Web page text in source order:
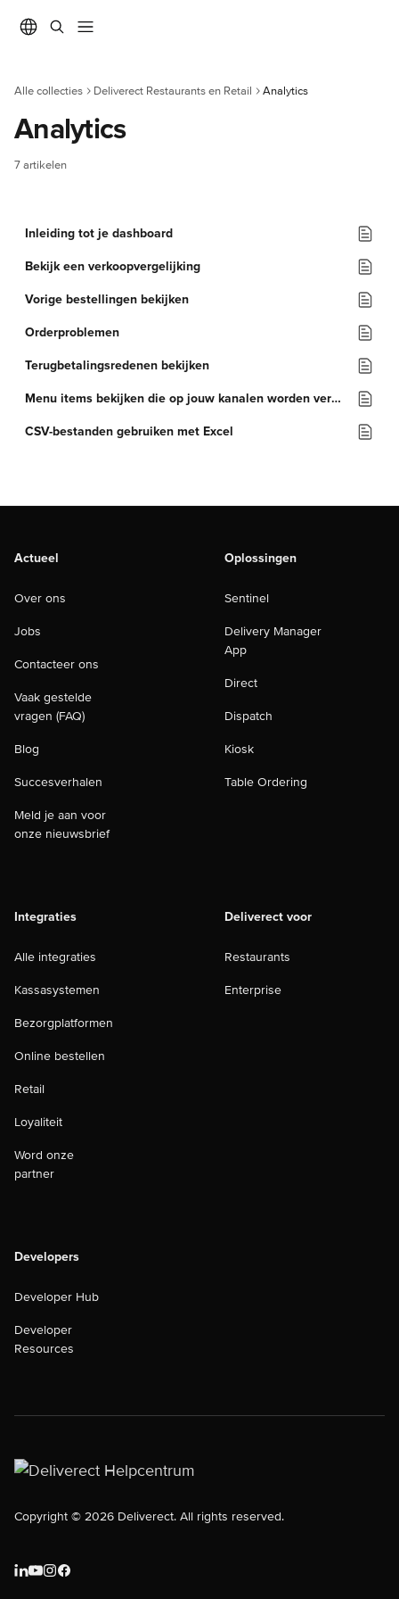
Alle collecties Deliverect Restaurants en Retail Analytics
Analytics
7 artikelen
Inleiding tot je dashboard
Bekijk een verkoopvergelijking
Vorige bestellingen bekijken
Orderproblemen
Terugbetalingsredenen bekijken
Menu items bekijken die op jouw kanalen worden verkocht
CSV-bestanden gebruiken met Excel
Actueel
Over ons
Jobs
Contacteer ons
Vaak gestelde
vragen (FAQ)
Blog
Succesverhalen
Meld je aan voor
onze nieuwsbrief
Oplossingen
Sentinel
Delivery Manager
App
Direct
Dispatch
Kiosk
Table Ordering
Integraties
Alle integraties
Kassasystemen
Bezorgplatformen
Online bestellen
Retail
Loyaliteit
Word onze
partner
Deliverect voor
Restaurants
Enterprise
Developers
Developer Hub
Developer
Resources
Copyright © 2026 Deliverect. All rights reserved.